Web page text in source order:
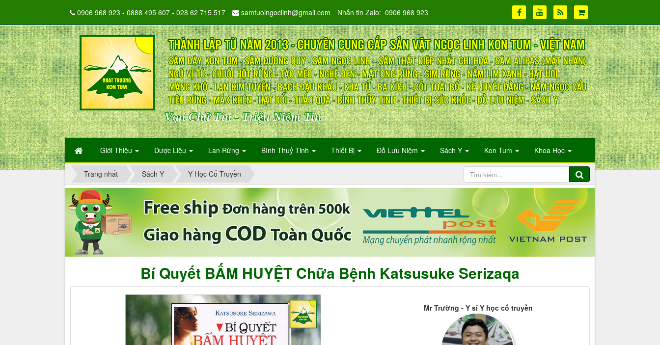
Vạn Chữ Tín - Triệu Niềm Tin
Giới Thiệu Dược Liệu Lan Rừng Bình Thuỷ Tinh Thiết Bị Đồ Lưu Niệm Sách Y Kon Tum Khoa Học
0906 968 923 - 0888 495 607 - 028 62 715 517 samtuoingoclinh@gmail.com Nhắn tin Zalo: 0906 968 923
Trang nhất Sách Y Y Học Cổ Truyền
Bí Quyết BẤM HUYỆT Chữa Bệnh Katsusuke Serizaqa
Mr Trường - Y sĩ Y học cổ truyền